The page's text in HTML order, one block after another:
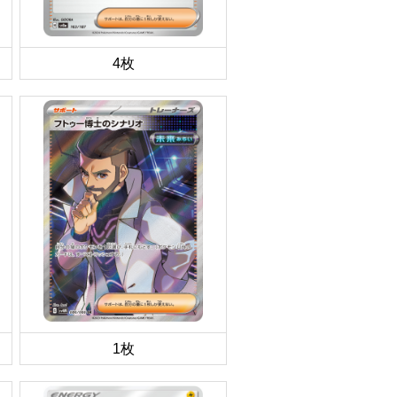
4枚
1枚